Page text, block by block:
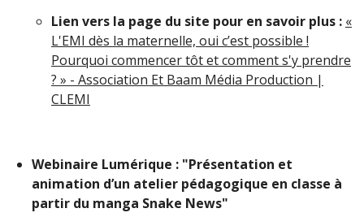
Lien vers la page du site pour en savoir plus : «
L'EMI dès la maternelle, oui c’est possible !
Pourquoi commencer tôt et comment s'y prendre
? » - Association Et Baam Média Production |
CLEMI
Webinaire Lumérique : "Présentation et
animation d’un atelier pédagogique en classe à
partir du manga Snake News"